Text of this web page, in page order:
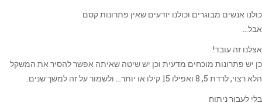
כולנו אנשים מבוגרים וכולנו יודעים שאין פתרונות קסם
אבל…
אצלנו זה עובד!
כן יש פתרונות מוכחים מדעית וכן יש שיטה שאיתה אפשר להסיר את המשקל
הלא רצוי, לרדת 5, 8 ואפילו 15 קילו או יותר… ולשמור על זה למשך שנים.
בלי לעבור ניתוח